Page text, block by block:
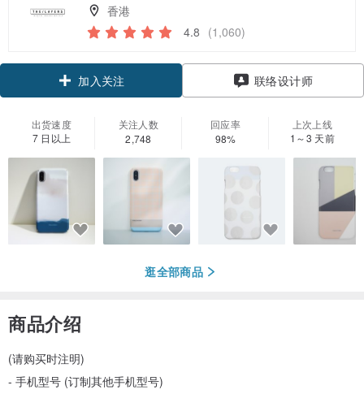
香港
4.8 (1,060)
加入关注 联络设计师
出货速度
7 日以上
关注人数
2,748
回应率
98%
上次上线
1～3 天前
逛全部商品
商品介绍
(请购买时注明)
- 手机型号 (订制其他手机型号)